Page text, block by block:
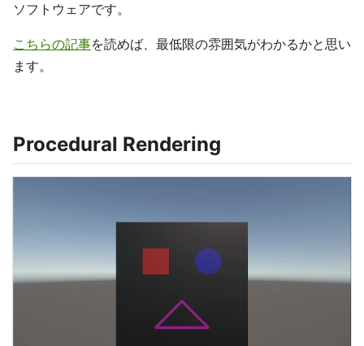
ソフトウェアです。
こちらの記事を読めば、最低限の雰囲気がわかるかと思い
ます。
Procedural Rendering